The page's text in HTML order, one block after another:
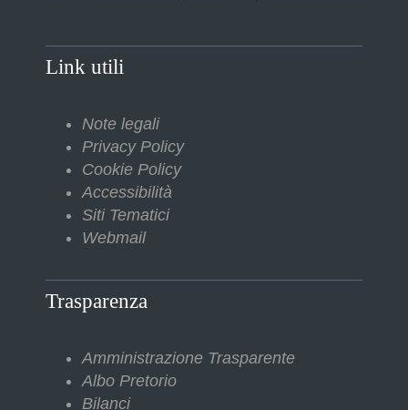
Link utili
Note legali
Privacy Policy
Cookie Policy
Accessibilità
Siti Tematici
Webmail
Trasparenza
Amministrazione Trasparente
Albo Pretorio
Bilanci